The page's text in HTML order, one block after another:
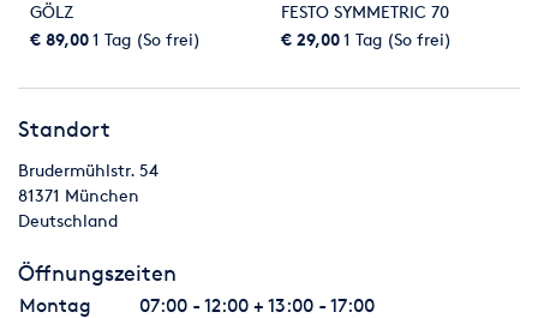
GÖLZ
€ 89,001 Tag (So frei)
FESTO SYMMETRIC 70
€ 29,001 Tag (So frei)
Standort
Brudermühlstr. 54
81371 München
Deutschland
Öffnungszeiten
Montag
07:00 - 12:00 + 13:00 - 17:00